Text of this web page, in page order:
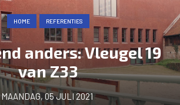
HOME REFERENTIES
anders: Vleugel 19
van Z33
MAANDAG, 05 JULI 2021